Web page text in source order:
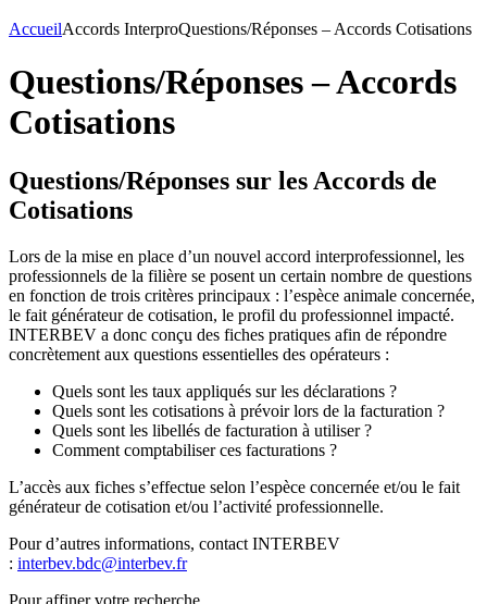
AccueilAccords InterproQuestions/Réponses – Accords Cotisations
Questions/Réponses – Accords
Cotisations
Questions/Réponses sur les Accords de
Cotisations
Lors de la mise en place d’un nouvel accord interprofessionnel, les
professionnels de la filière se posent un certain nombre de questions
en fonction de trois critères principaux : l’espèce animale concernée,
le fait générateur de cotisation, le profil du professionnel impacté.
INTERBEV a donc conçu des fiches pratiques afin de répondre
concrètement aux questions essentielles des opérateurs :
Quels sont les taux appliqués sur les déclarations ?
Quels sont les cotisations à prévoir lors de la facturation ?
Quels sont les libellés de facturation à utiliser ?
Comment comptabiliser ces facturations ?
L’accès aux fiches s’effectue selon l’espèce concernée et/ou le fait
générateur de cotisation et/ou l’activité professionnelle.
Pour d’autres informations, contact INTERBEV
: interbev.bdc@interbev.fr
Pour affiner votre recherche